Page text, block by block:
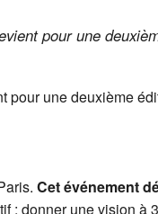
pour une
pour une deuxième
Cet événement
: donner une vision à